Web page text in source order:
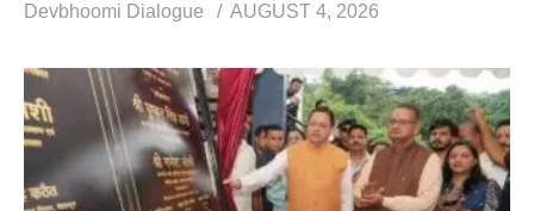
Devbhoomi Dialogue
AUGUST 4, 2026